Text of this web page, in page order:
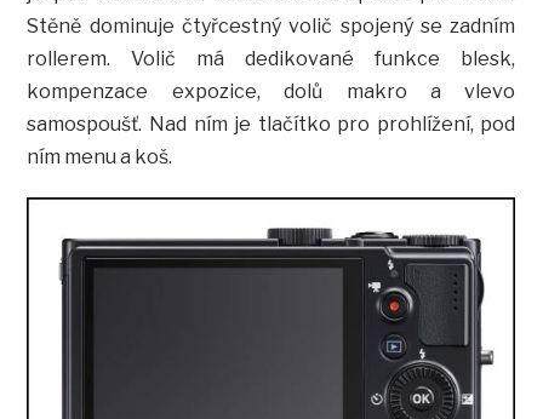
Stěně dominuje čtyřcestný volič spojený se zadním
rollerem. Volič má dedikované funkce blesk,
kompenzace expozice, dolů makro a vlevo
samospoušť. Nad ním je tlačítko pro prohlížení, pod
ním menu a koš.